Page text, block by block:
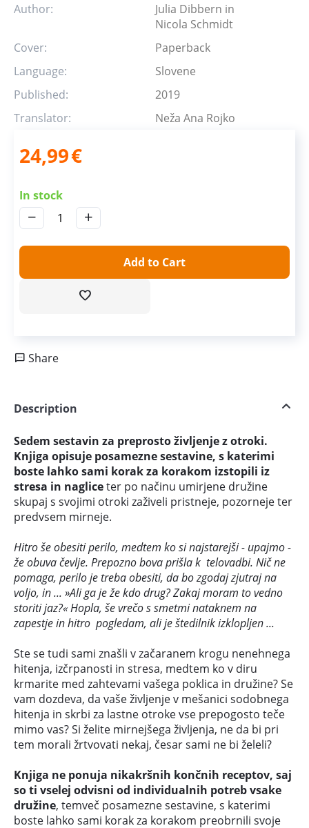
Author:
Julia Dibbern in
Nicola Schmidt
Cover:
Paperback
Language:
Slovene
Published:
2019
Translator:
Neža Ana Rojko
24,99€
In stock
+
−
Add to Cart
Share
Description
Sedem sestavin za preprosto življenje z otroki.
Knjiga opisuje posamezne sestavine, s katerimi
boste lahko sami korak za korakom izstopili iz
stresa in nagliceter po načinu umirjene družine
skupaj s svojimi otroki zaživeli pristneje, pozorneje ter
predvsem mirneje.
Hitro še obesiti perilo, medtem ko si najstarejši - upajmo -
že obuva čevlje. Prepozno bova prišla k telovadbi. Nič ne
pomaga, perilo je treba obesiti, da bo zgodaj zjutraj na
voljo, in ... »Ali ga je že kdo drug? Zakaj moram to vedno
storiti jaz?« Hopla, še vrečo s smetmi nataknem na
zapestje in hitro pogledam, ali je štedilnik izklopljen ...
Ste se tudi sami znašli v začaranem krogu nenehnega
hitenja, izčrpanosti in stresa, medtem ko v diru
krmarite med zahtevami vašega poklica in družine? Se
vam dozdeva, da vaše življenje v mešanici sodobnega
hitenja in skrbi za lastne otroke vse prepogosto teče
mimo vas? Si želite mirnejšega življenja, ne da bi pri
tem morali žrtvovati nekaj, česar sami ne bi želeli?
Knjiga ne ponuja nikakršnih končnih receptov, saj
so ti vselej odvisni od individualnih potreb vsake
družine, temveč posamezne sestavine, s katerimi
boste lahko sami korak za korakom preobrnili svoje